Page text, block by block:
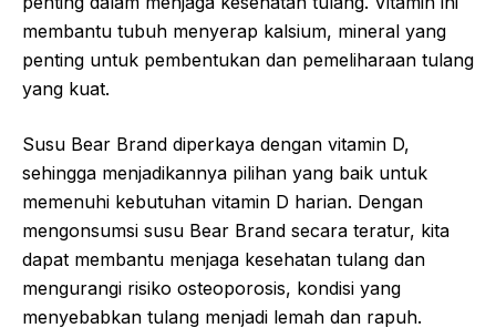
membantu tubuh menyerap kalsium, mineral yang
penting untuk pembentukan dan pemeliharaan tulang
yang kuat.
Susu Bear Brand diperkaya dengan vitamin D,
sehingga menjadikannya pilihan yang baik untuk
memenuhi kebutuhan vitamin D harian. Dengan
mengonsumsi susu Bear Brand secara teratur, kita
dapat membantu menjaga kesehatan tulang dan
mengurangi risiko osteoporosis, kondisi yang
menyebabkan tulang menjadi lemah dan rapuh.